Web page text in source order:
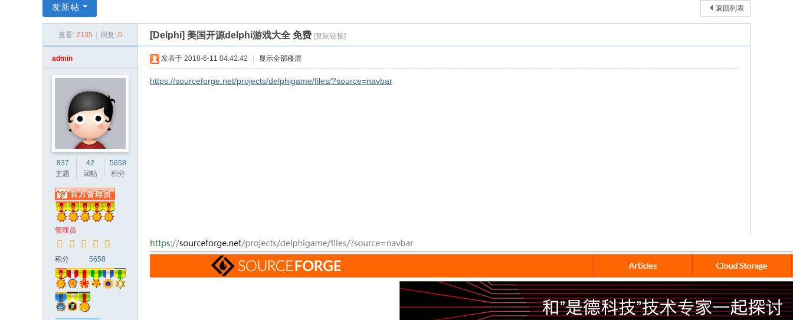
返回列表
发新帖
查看: 2135 回复: 0 [Delphi] 美国开源delphi游戏大全 免费 [复制链接]
admin
837
主题
42
回帖
5658
积分
管理员
积分 5658
发表于 2018-6-11 04:42:42 显示全部楼层
https://sourceforge.net/projects/delphigame/files/?source=navbar